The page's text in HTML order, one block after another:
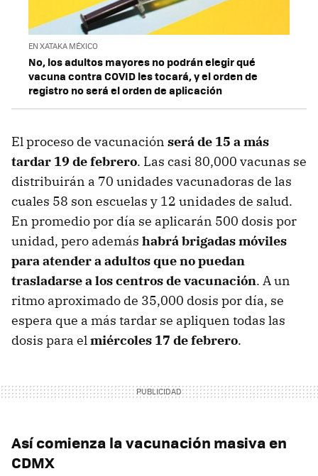
EN XATAKA MÉXICO
No, los adultos mayores no podrán elegir qué
vacuna contra COVID les tocará, y el orden de
registro no será el orden de aplicación
El proceso de vacunación será de 15 a más
tardar 19 de febrero. Las casi 80,000 vacunas se
distribuirán a 70 unidades vacunadoras de las
cuales 58 son escuelas y 12 unidades de salud.
En promedio por día se aplicarán 500 dosis por
unidad, pero además habrá brigadas móviles
para atender a adultos que no puedan
trasladarse a los centros de vacunación. A un
ritmo aproximado de 35,000 dosis por día, se
espera que a más tardar se apliquen todas las
dosis para el miércoles 17 de febrero.
Así comienza la vacunación masiva en
CDMX